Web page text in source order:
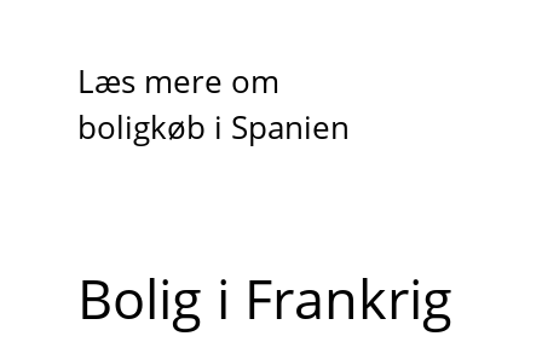
Læs mere om
boligkøb i Spanien
Bolig i Frankrig